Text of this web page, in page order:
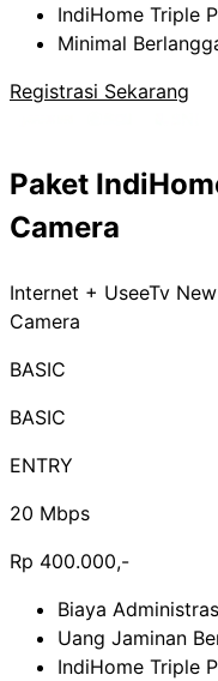
IndiHome Triple
Minimal
Registrasi Sekarang
Paket
Camera
Internet + UseeTv
Camera
BASIC
BASIC
ENTRY
20 Mbps
Rp 400.000,-
Biaya
Uang Jaminan
IndiHome Triple